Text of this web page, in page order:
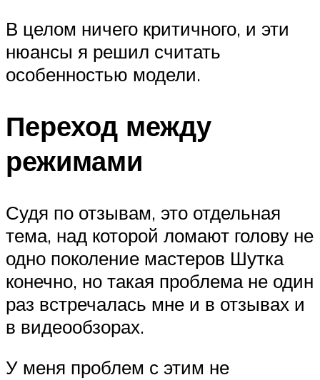
В целом ничего критичного, и эти
нюансы я решил считать
особенностью модели.
Переход между
режимами
Судя по отзывам, это отдельная
тема, над которой ломают голову не
одно поколение мастеров Шутка
конечно, но такая проблема не один
раз встречалась мне и в отзывах и
в видеообзорах.
У меня проблем с этим не